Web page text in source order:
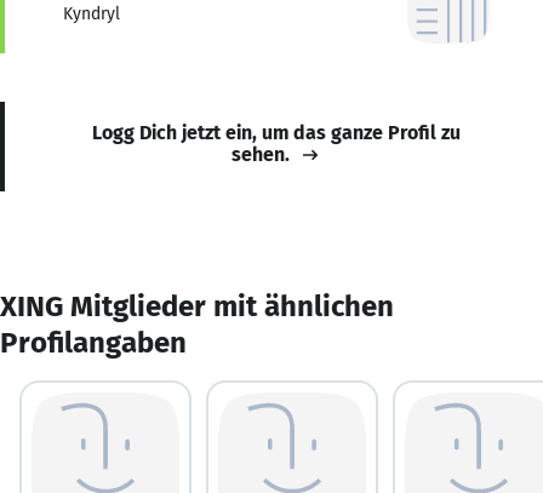
Kyndryl
Logg Dich jetzt ein, um das ganze Profil zu
sehen.
XING Mitglieder mit ähnlichen
Profilangaben